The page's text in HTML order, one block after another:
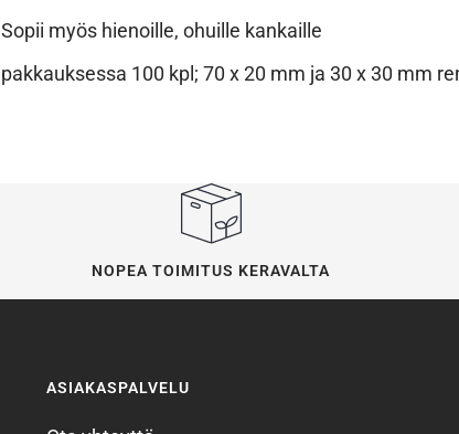
Sopii myös hienoille, ohuille kankaille
pakkauksessa 100 kpl; 70 x 20 mm ja 30 x 30 mm
NOPEA TOIMITUS KERAVALTA
ASIAKASPALVELU